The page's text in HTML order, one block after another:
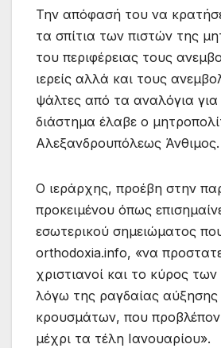
Την απόφασή του να
τα σπίτια των πιστών της
του περιφέρειας τους
ιερείς αλλά και τους
ψάλτες από τα αναλόγια για
διάστημα έλαβε ο
Αλεξανδρουπόλεως Άνθιμος.
Ο ιεράρχης, προέβη στην
προκειμένου όπως
εσωτερικού σημειώματος
orthodoxia.info, «να
χριστιανοί και το κύρος
λόγω της ραγδαίας
κρουσμάτων, που
μέχρι τα τέλη Ιανουαρίου».